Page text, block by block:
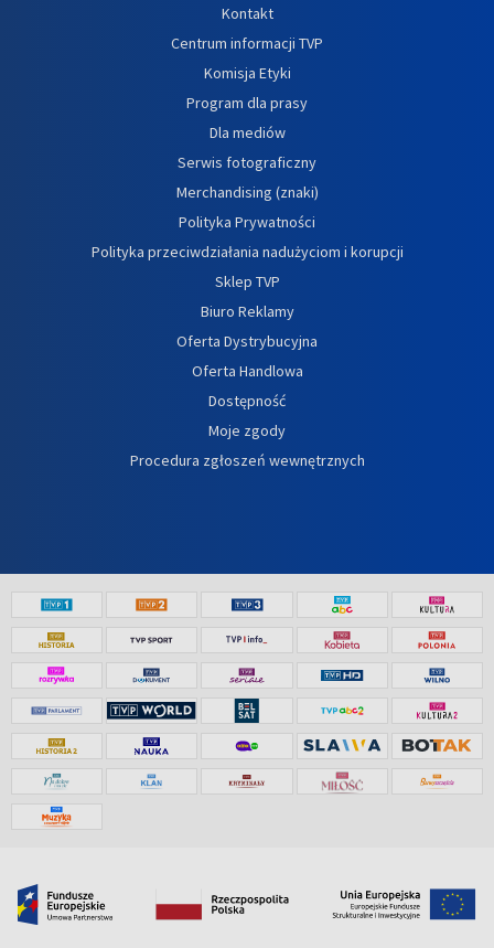
Kontakt
Centrum informacji TVP
Komisja Etyki
Program dla prasy
Dla mediów
Serwis fotograficzny
Merchandising (znaki)
Polityka Prywatności
Polityka przeciwdziałania nadużyciom i korupcji
Sklep TVP
Biuro Reklamy
Oferta Dystrybucyjna
Oferta Handlowa
Dostępność
Moje zgody
Procedura zgłoszeń wewnętrznych